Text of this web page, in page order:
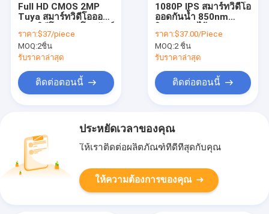
Full HD CMOS 2MP
Tuya สมาร์ทวิดีโอออด
Two Way Talk
ราคา:$37/piece
MOQ:2ชิ้น
รับราคาล่าสุด
ติดต่อตอนนี้
1080P IPS สมาร์ทวิดีโอ
ออดกันน้ำ 850nm
Bell
ราคา:$37.00/Piece
MOQ:2 ชิ้น
รับราคาล่าสุด
ติดต่อตอนนี้
ประหยัดเวลาของคุณ
ให้เราติดต่อผลิตภัณฑ์ที่ดีที่สุดกับคุณ
ให้ความต้องการของคุณ